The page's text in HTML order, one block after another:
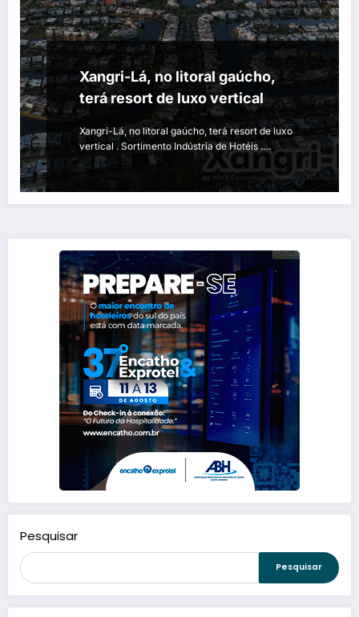
Xangri-Lá, no litoral gaúcho,
terá resort de luxo vertical
Xangri-Lá, no litoral gaúcho, terá resort de luxo
vertical . Sortimento Indústria de Hotéis .…
Pesquisar
Pesquisar